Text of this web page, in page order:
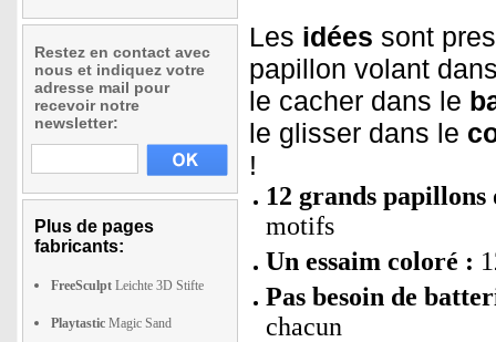
Restez en contact avec
nous et indiquez votre
adresse mail pour
recevoir notre
newsletter:
Plus de pages
fabricants:
FreeSculpt Leichte 3D Stifte
Playtastic Magic Sand
Les idées sont
papillon volant
le cacher dans le
le glisser dans le
!
12 grands papillons
motifs
Un essaim coloré :
Pas besoin de
chacun